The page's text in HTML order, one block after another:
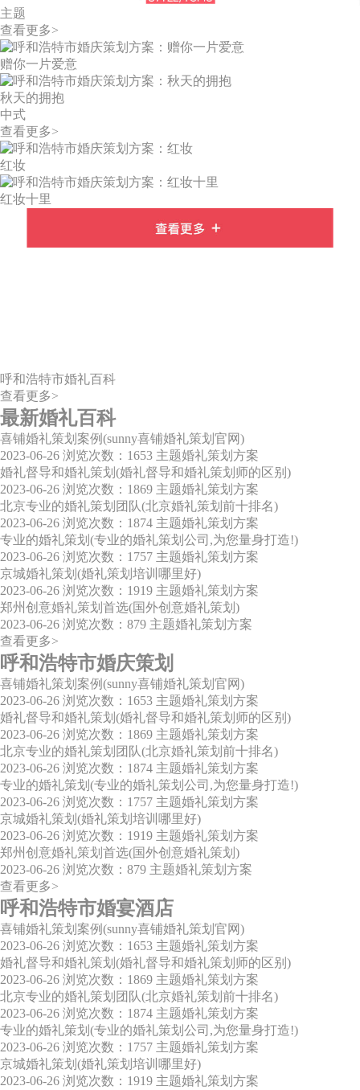
主题
查看更多>
赠你一片爱意
秋天的拥抱
中式
查看更多>
红妆
红妆十里
呼和浩特市婚礼百科
查看更多>
最新婚礼百科
喜铺婚礼策划案例(sunny喜铺婚礼策划官网)
2023-06-26 浏览次数：1653 主题婚礼策划方案
婚礼督导和婚礼策划(婚礼督导和婚礼策划师的区别)
2023-06-26 浏览次数：1869 主题婚礼策划方案
北京专业的婚礼策划团队(北京婚礼策划前十排名)
2023-06-26 浏览次数：1874 主题婚礼策划方案
专业的婚礼策划(专业的婚礼策划公司,为您量身打造!)
2023-06-26 浏览次数：1757 主题婚礼策划方案
京城婚礼策划(婚礼策划培训哪里好)
2023-06-26 浏览次数：1919 主题婚礼策划方案
郑州创意婚礼策划首选(国外创意婚礼策划)
2023-06-26 浏览次数：879 主题婚礼策划方案
查看更多>
呼和浩特市婚庆策划
喜铺婚礼策划案例(sunny喜铺婚礼策划官网)
2023-06-26 浏览次数：1653 主题婚礼策划方案
婚礼督导和婚礼策划(婚礼督导和婚礼策划师的区别)
2023-06-26 浏览次数：1869 主题婚礼策划方案
北京专业的婚礼策划团队(北京婚礼策划前十排名)
2023-06-26 浏览次数：1874 主题婚礼策划方案
专业的婚礼策划(专业的婚礼策划公司,为您量身打造!)
2023-06-26 浏览次数：1757 主题婚礼策划方案
京城婚礼策划(婚礼策划培训哪里好)
2023-06-26 浏览次数：1919 主题婚礼策划方案
郑州创意婚礼策划首选(国外创意婚礼策划)
2023-06-26 浏览次数：879 主题婚礼策划方案
查看更多>
呼和浩特市婚宴酒店
喜铺婚礼策划案例(sunny喜铺婚礼策划官网)
2023-06-26 浏览次数：1653 主题婚礼策划方案
婚礼督导和婚礼策划(婚礼督导和婚礼策划师的区别)
2023-06-26 浏览次数：1869 主题婚礼策划方案
北京专业的婚礼策划团队(北京婚礼策划前十排名)
2023-06-26 浏览次数：1874 主题婚礼策划方案
专业的婚礼策划(专业的婚礼策划公司,为您量身打造!)
2023-06-26 浏览次数：1757 主题婚礼策划方案
京城婚礼策划(婚礼策划培训哪里好)
2023-06-26 浏览次数：1919 主题婚礼策划方案